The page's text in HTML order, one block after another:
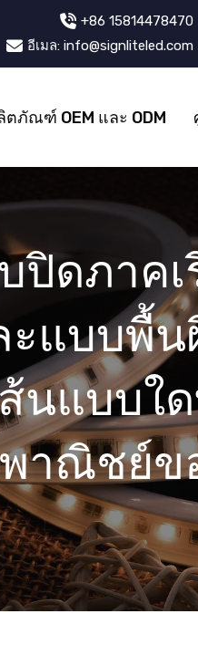
+86 15814478470
อีเมล: info@signliteled.com
ตภัณฑ์ OEM และ ODM
ปิดภาคเ
แบบพื้น
ส้นแบบใ
พาณิชย์